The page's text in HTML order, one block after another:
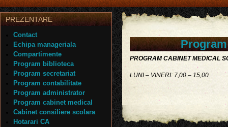
PROGRAM CABINET MEDICAL
LUNI – VINERI: 7,00 – 15,00
PREZENTARE
Contact
Echipa manageriala
Compartimente
Program biblioteca
Program secretariat
Program contabilitate
Program administrator
Program cabinet medical
Cabinet consiliere scolara
Hotarari CA